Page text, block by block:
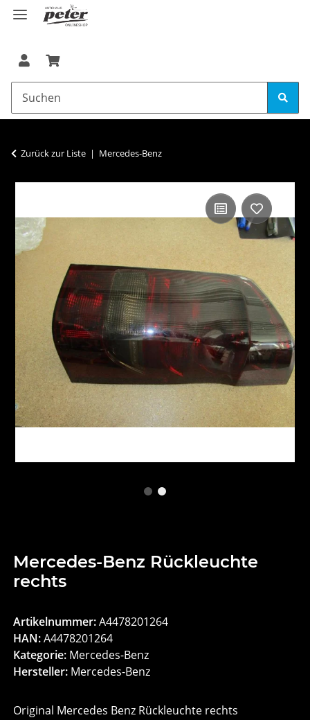
Zurück zur Liste Mercedes-Benz
Mercedes-Benz Rückleuchte
rechts
Artikelnummer:A4478201264
HAN:A4478201264
Kategorie: Mercedes-Benz
Hersteller: Mercedes-Benz
Original Mercedes Benz Rückleuchte rechts